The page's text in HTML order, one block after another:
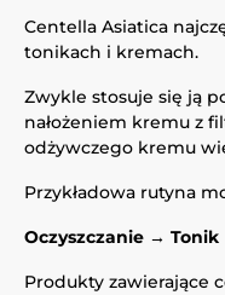
Centella Asiatica
tonikach i kremach.
Zwykle stosuje się ją
nałożeniem kremu z
odżywczego kremu
Przykładowa rutyna
Oczyszczanie →
Produkty zawierające